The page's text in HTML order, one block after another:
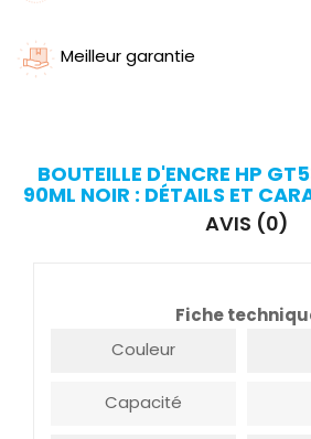
Meilleur garantie
BOUTEILLE D'ENCRE HP
90ML NOIR : DÉTAILS ET
AVIS (0)
Fiche
Couleur
Capacité